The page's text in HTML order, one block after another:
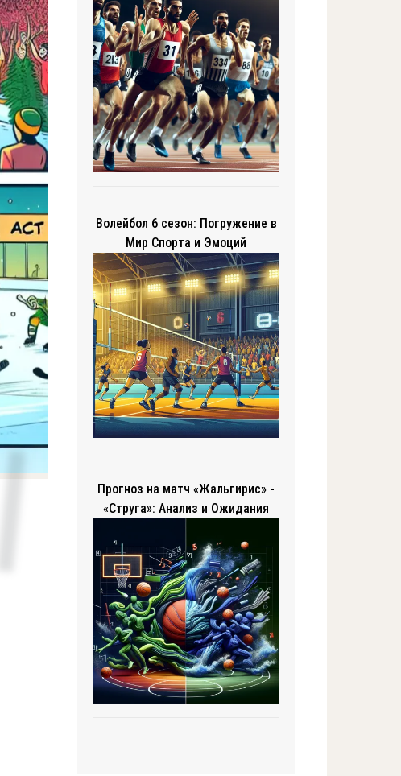
Волейбол 6 сезон: Погружение в
Мир Спорта и Эмоций
Прогноз на матч «Жальгирис» -
«Струга»: Анализ и Ожидания